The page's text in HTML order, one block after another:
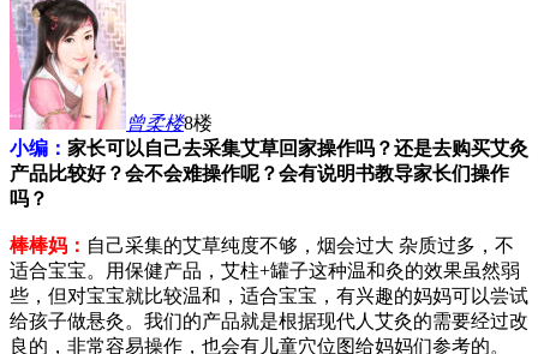
曾柔楼8楼
小编： 家长可以自己去采集艾草回家操作吗？还是去购买艾灸
产品比较好？会不会难操作呢？会有说明书教导家长们操作
吗？
棒棒妈： 自己采集的艾草纯度不够，烟会过大 杂质过多，不
适合宝宝。用保健产品，艾柱+罐子这种温和灸的效果虽然弱
些，但对宝宝就比较温和，适合宝宝，有兴趣的妈妈可以尝试
给孩子做悬灸。我们的产品就是根据现代人艾灸的需要经过改
良的，非常容易操作，也会有儿童穴位图给妈妈们参考的。